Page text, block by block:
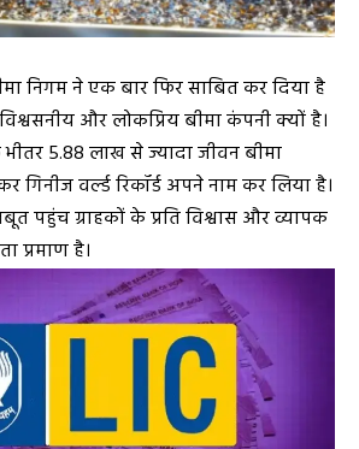
निगम ने एक बार फिर साबित कर दिया है
और लोकप्रिय बीमा कंपनी क्यों है।
5.88 लाख से ज्यादा जीवन बीमा
गिनीज वर्ल्ड रिकॉर्ड अपने नाम कर लिया है।
पहुंच ग्राहकों के प्रति विश्वास और व्यापक
प्रमाण है।